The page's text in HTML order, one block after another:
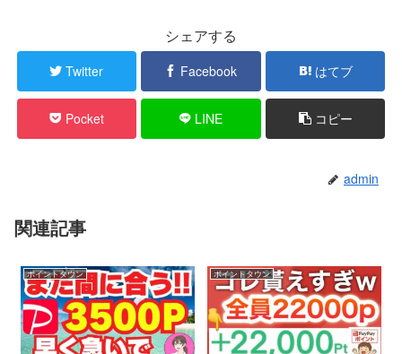
シェアする
Twitter Facebook はてブ
Pocket LINE コピー
admin
関連記事
ポイントタウン ポイントタウン